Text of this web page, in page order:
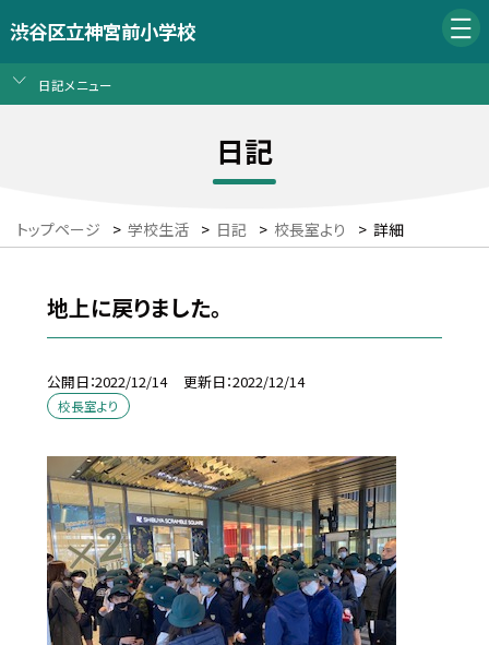
渋谷区立神宮前小学校
日記メニュー
日記
トップページ > 学校生活 > 日記 > 校長室より > 詳細
地上に戻りました。
公開日 2022/12/14 更新日 2022/12/14
校長室より